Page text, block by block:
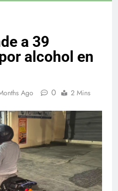
a 39
alcohol en
Ago 0 2 Mins